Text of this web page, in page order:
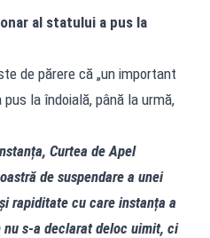
al statului a pus la
de părere că „un important
la îndoială, până la urmă,
Curtea de Apel
de suspendare a unei
rapiditate cu care instanța a
s‑a declarat deloc uimit, ci